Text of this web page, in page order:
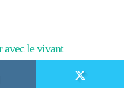
avec le vivant